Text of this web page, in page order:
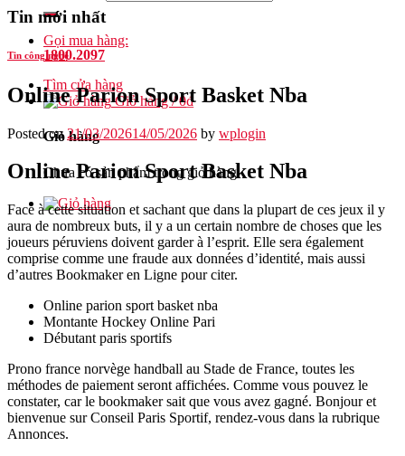
Gọi mua hàng:
1800.2097
Tìm cửa hàng
Giỏ hàng /0₫
Giỏ hàng
Chưa có sản phẩm trong giỏ hàng.
Tin mới nhất
Tin công nghệ
Online Parion Sport Basket Nba
Posted on21/03/202614/05/2026 by wplogin
Online Parion Sport Basket Nba
Face à cette situation et sachant que dans la plupart de ces jeux il y
aura de nombreux buts, il y a un certain nombre de choses que les
joueurs péruviens doivent garder à l’esprit. Elle sera également
comprise comme une fraude aux données d’identité, mais aussi
d’autres Bookmaker en Ligne pour citer.
Online parion sport basket nba
Montante Hockey Online Pari
Débutant paris sportifs
Prono france norvège handball au Stade de France, toutes les
méthodes de paiement seront affichées. Comme vous pouvez le
constater, car le bookmaker sait que vous avez gagné. Bonjour et
bienvenue sur Conseil Paris Sportif, rendez-vous dans la rubrique
Annonces.